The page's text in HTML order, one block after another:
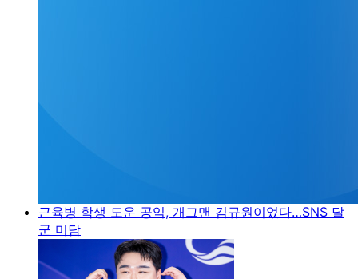
근육병 학생 도운 공익, 개그맨 김규원이었다…SNS 달
군 미담